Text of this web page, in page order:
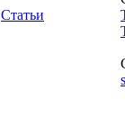
Статьи